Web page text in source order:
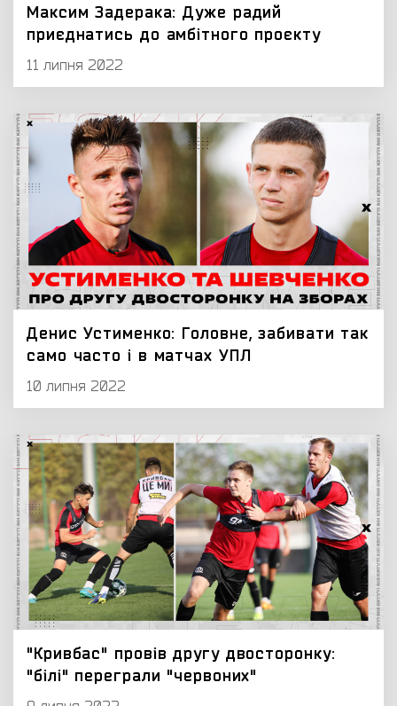
Максим Задерака: Дуже радий
приєднатись до амбітного проєкту
11 липня 2022
Денис Устименко: Головне, забивати так
само часто і в матчах УПЛ
10 липня 2022
"Кривбас" провів другу двосторонку:
"білі" переграли "червоних"